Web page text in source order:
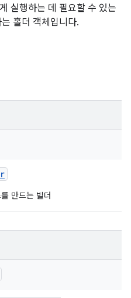
실행하는 데 필요할 수 있는
홀더 객체입니다.
만드는 빌더